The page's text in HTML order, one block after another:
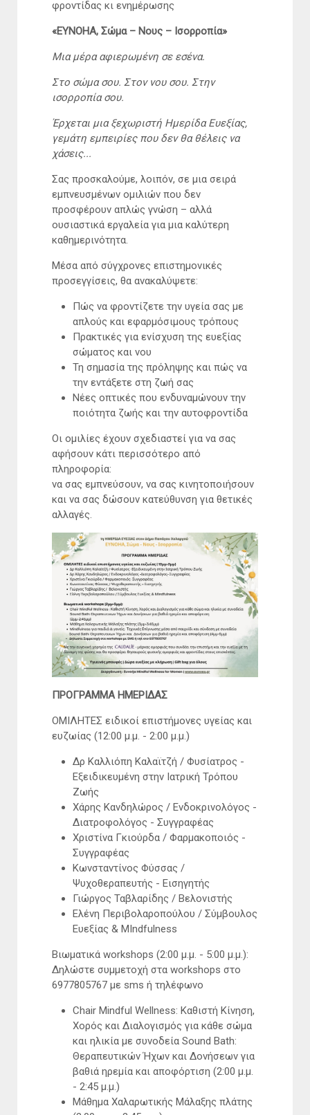
φροντίδας κι ενημέρωσης
«ΕΥΝΟΗΑ, Σώμα – Νους – Ισορροπία»
Μια μέρα αφιερωμένη σε εσένα.
Στο σώμα σου. Στον νου σου. Στην
ισορροπία σου.
Έρχεται μια ξεχωριστή Ημερίδα Ευεξίας,
γεμάτη εμπειρίες που δεν θα θέλεις να
χάσεις...
Σας προσκαλούμε, λοιπόν, σε μια σειρά
εμπνευσμένων ομιλιών που δεν
προσφέρουν απλώς γνώση – αλλά
ουσιαστικά εργαλεία για μια καλύτερη
καθημερινότητα.
Μέσα από σύγχρονες επιστημονικές
προσεγγίσεις, θα ανακαλύψετε:
Πώς να φροντίζετε την υγεία σας με
απλούς και εφαρμόσιμους τρόπους
Πρακτικές για ενίσχυση της ευεξίας
σώματος και νου
Τη σημασία της πρόληψης και πώς να
την εντάξετε στη ζωή σας
Νέες οπτικές που ενδυναμώνουν την
ποιότητα ζωής και την αυτοφροντίδα
Οι ομιλίες έχουν σχεδιαστεί για να σας
αφήσουν κάτι περισσότερο από
πληροφορία:
να σας εμπνεύσουν, να σας κινητοποιήσουν
και να σας δώσουν κατεύθυνση για θετικές
αλλαγές.
ΠΡΟΓΡΑΜΜΑ ΗΜΕΡΙΔΑΣ
ΟΜΙΛΗΤΕΣ ειδικοί επιστήμονες υγείας και
ευζωίας (12:00 μ.μ. - 2:00 μ.μ.)
Δρ Καλλιόπη Καλαϊτζή / Φυσίατρος -
Εξειδικευμένη στην Ιατρική Τρόπου
Ζωής
Χάρης Κανδηλώρος / Ενδοκρινολόγος -
Διατροφολόγος - Συγγραφέας
Χριστίνα Γκιούρδα / Φαρμακοποιός -
Συγγραφέας
Κωνσταντίνος Φύσσας /
Ψυχοθεραπευτής - Εισηγητής
Γιώργος Ταβλαρίδης / Βελονιστής
Ελένη Περιβολαροπούλου / Σύμβουλος
Ευεξίας & MIndfulness
Βιωματικά workshops (2:00 μ.μ. - 5:00 μ.μ.):
Δηλώστε συμμετοχή στα workshops στο
6977805767 με sms ή τηλέφωνο
Chair Mindful Wellness: Καθιστή Κίνηση,
Χορός και Διαλογισμός για κάθε σώμα
και ηλικία με συνοδεία Sound Bath:
Θεραπευτικών Ήχων και Δονήσεων για
βαθιά ηρεμία και αποφόρτιση (2:00 μ.μ.
- 2:45 μ.μ.)
Μάθημα Χαλαρωτικής Μάλαξης πλάτης